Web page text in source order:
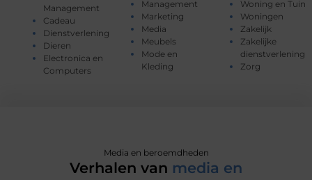
Management
Cadeau
Dienstverlening
Dieren
Electronica en
Computers
Management
Marketing
Media
Meubels
Mode en
Kleding
Woning en Tuin
Woningen
Zakelijk
Zakelijke
dienstverlening
Zorg
Media en beroemdheden
Verhalen van media en